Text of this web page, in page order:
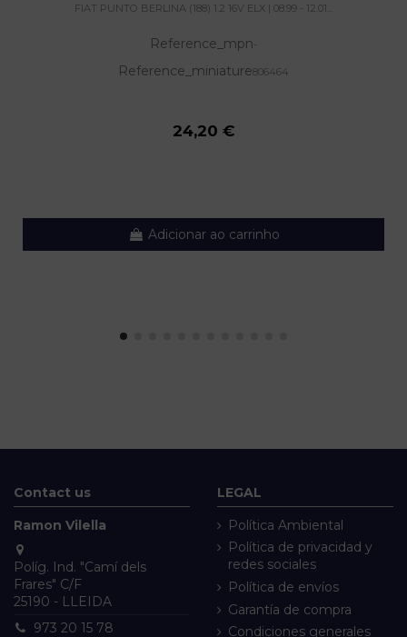
FIAT PUNTO BERLINA (188) 1.2 16V ELX | 08.99 - 12.01...
Reference_mpn-
Reference_miniature806464
24,20 €
Adicionar ao carrinho
Contact us
Ramon Vilella
Políg. Ind. "Camí dels
Frares" C/F
25190 - LLEIDA
973 20 15 78
LEGAL
Política Ambiental
Política de privacidad y
redes sociales
Política de envíos
Garantía de compra
Condiciones generales